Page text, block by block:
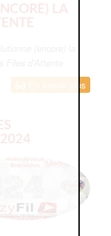
LA
En savoir plus